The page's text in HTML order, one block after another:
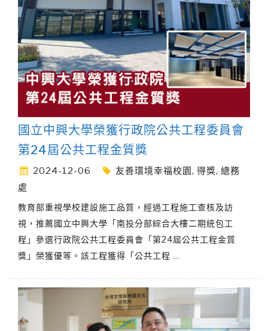
國立中興大學榮獲行政院公共工程委員會
第24屆公共工程金質獎
2024-12-06 友善環境幸福校園, 得獎, 總務
處
教育部重視學校建設施工品質，經過工程施工查核及訪
視，推薦國立中興大學「南投分部綜合大樓二期統包工
程」參選行政院公共工程委員會「第24屆公共工程金質
獎」榮獲優等。該工程獲得「公共工程 …